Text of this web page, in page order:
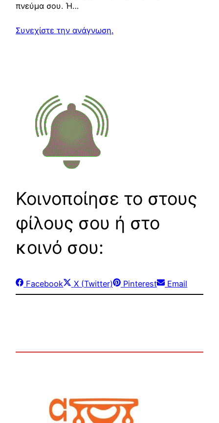
πνεύμα σου. Ή…
Συνεχίστε την ανάγνωση.
Κοινοποίησε το στους
φίλους σου ή στο
κοινό σου:
Share
on
Facebook
Share
on
X (Twitter)
Share
on
Pinterest
Share
on
Email